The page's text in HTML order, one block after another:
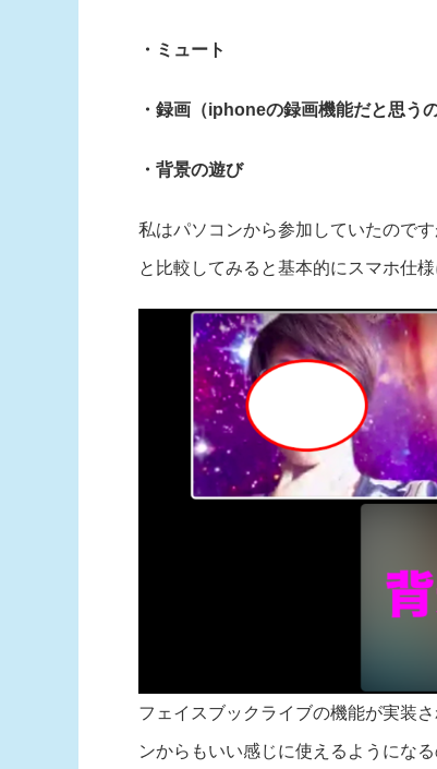
・ミュート
・録画（iphoneの録画機能だと思う
・背景の遊び
私はパソコンから参加していたので
と比較してみると基本的にスマホ仕
フェイスブックライブの機能が実装
ンからもいい感じに使えるようにな